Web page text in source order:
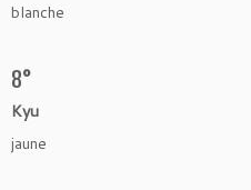
blanche
8°
Kyu
jaune